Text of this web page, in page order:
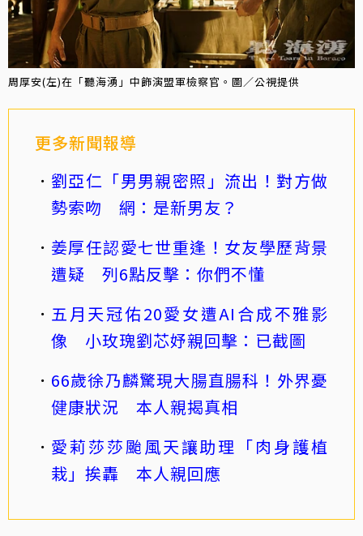
周厚安(左)在「聽海湧」中飾演盟軍檢察官。圖／公視提供
更多新聞報導
劉亞仁「男男親密照」流出！對方做
勢索吻 網：是新男友？
姜厚任認愛七世重逢！女友學歷背景
遭疑 列6點反擊：你們不懂
五月天冠佑20愛女遭AI合成不雅影
像 小玫瑰劉芯妤親回擊：已截圖
66歲徐乃麟驚現大腸直腸科！外界憂
健康狀況 本人親揭真相
愛莉莎莎颱風天讓助理「肉身護植
栽」挨轟 本人親回應